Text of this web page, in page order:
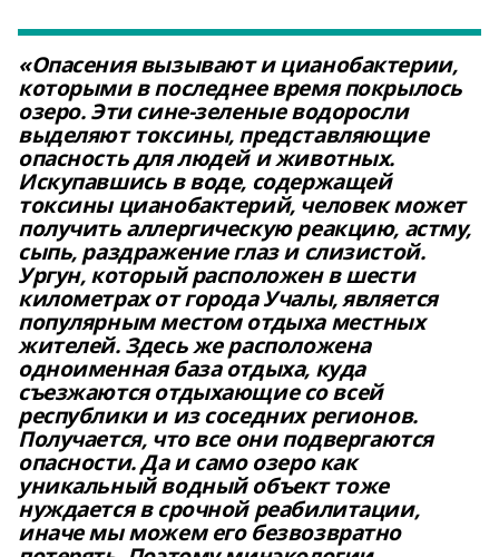
«Опасения вызывают и цианобактерии,
которыми в последнее время покрылось
озеро. Эти сине-зеленые водоросли
выделяют токсины, представляющие
опасность для людей и животных.
Искупавшись в воде, содержащей
токсины цианобактерий, человек может
получить аллергическую реакцию, астму,
сыпь, раздражение глаз и слизистой.
Ургун, который расположен в шести
километрах от города Учалы, является
популярным местом отдыха местных
жителей. Здесь же расположена
одноименная база отдыха, куда
съезжаются отдыхающие со всей
республики и из соседних регионов.
Получается, что все они подвергаются
опасности. Да и само озеро как
уникальный водный объект тоже
нуждается в срочной реабилитации,
иначе мы можем его безвозвратно